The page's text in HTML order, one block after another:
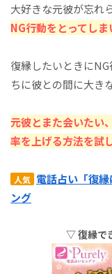
大好きな元彼が忘れ
NG行動をとってしま
復縁したいときに
ちに彼との間に大き
元彼とまた会いたい、
率を上げる方法を試
人気 電話占い「復
ング
▽ 復縁で